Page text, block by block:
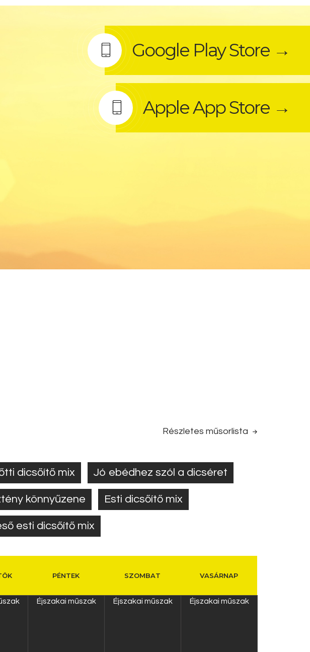
Google Play Store →
Apple App Store →
Részletes műsorlista
dicsőítő mix Jó ebédhez szól a dicséret
könnyűzene Esti dicsőítő mix
esti dicsőítő mix
PÉNTEK SZOMBAT VASÁRNAP
Éjszakai műszak Éjszakai műszak Éjszakai műszak